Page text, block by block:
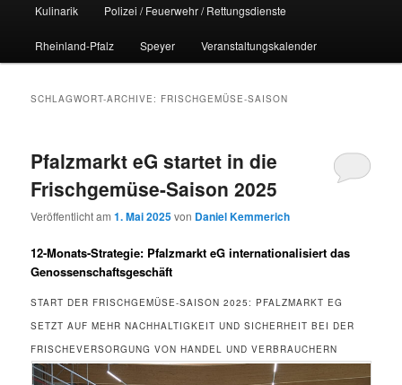
Kulinarik Polizei / Feuerwehr / Rettungsdienste
Rheinland-Pfalz Speyer Veranstaltungskalender
SCHLAGWORT-ARCHIVE: FRISCHGEMÜSE-SAISON
Pfalzmarkt eG startet in die
Frischgemüse-Saison 2025
Veröffentlicht am1. Mai 2025von Daniel Kemmerich
12-Monats-Strategie: Pfalzmarkt eG internationalisiert das
Genossenschaftsgeschäft
START DER FRISCHGEMÜSE-SAISON 2025: PFALZMARKT EG
SETZT AUF MEHR NACHHALTIGKEIT UND SICHERHEIT BEI DER
FRISCHEVERSORGUNG VON HANDEL UND VERBRAUCHERN